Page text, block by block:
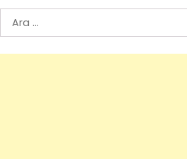
Arama: